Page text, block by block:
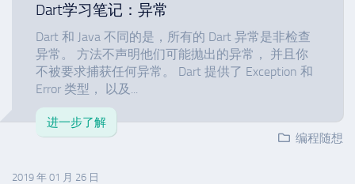
Dart学习笔记：异常
Dart 和 Java 不同的是，所有的 Dart 异常是非检查
异常。 方法不声明他们可能抛出的异常， 并且你
不被要求捕获任何异常。 Dart 提供了 Exception 和
Error 类型， 以及...
进一步了解
编程随想
2019 年 01 月 26 日